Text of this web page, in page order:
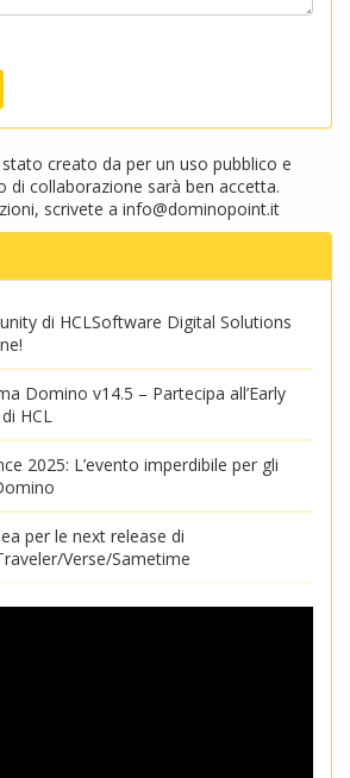
creato da per un uso pubblico e
di collaborazione sarà ben accetta.
scrivete a info@dominopoint.it
di HCLSoftware Digital Solutions
Domino v14.5 – Partecipa all’Early
HCL
2025: L’evento imperdibile per gli
per le next release di
Verse/Sametime